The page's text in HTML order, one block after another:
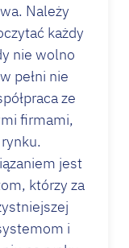
Należy
każdy
nie wolno
pełni nie
ze
firmami,
jest
którzy za
i